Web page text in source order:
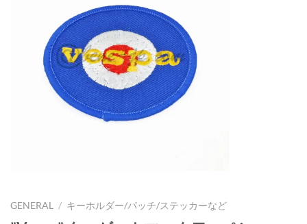
GENERAL / キーホルダー/パッチ/ステッカーなど